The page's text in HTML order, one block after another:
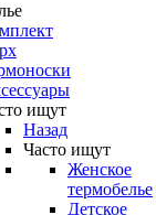
ищут
Назад
Часто ищут
Женское
термобелье
Детское